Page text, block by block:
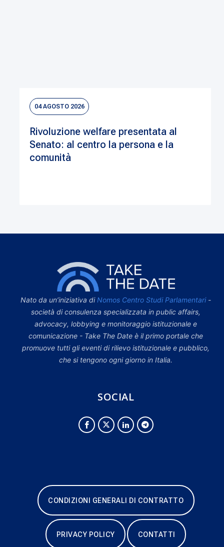
04 AGOSTO 2026
Rivoluzione welfare presentata al
Senato: al centro la persona e la
comunità
Nato da un’iniziativa di Nomos Centro Studi Parlamentari-
società di consulenza specializzata in public affairs,
advocacy, lobbying e monitoraggio istituzionale e
comunicazione - Take The Date è il primo portale che
promuove tutti gli eventi di rilievo istituzionale e pubblico,
che si tengono ogni giorno in Italia.
SOCIAL
CONDIZIONI GENERALI DI CONTRATTO
PRIVACY POLICY CONTATTI